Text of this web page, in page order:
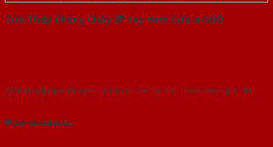
Cửa Thép Chống Cháy 2P tay nam Cửa-a-SGD
Với kinh nghiệm nhiêu năm nghiên cứu cửa theo tiêu chuẩn công nghệ Châu
Gửi yêu cầu tư vấn